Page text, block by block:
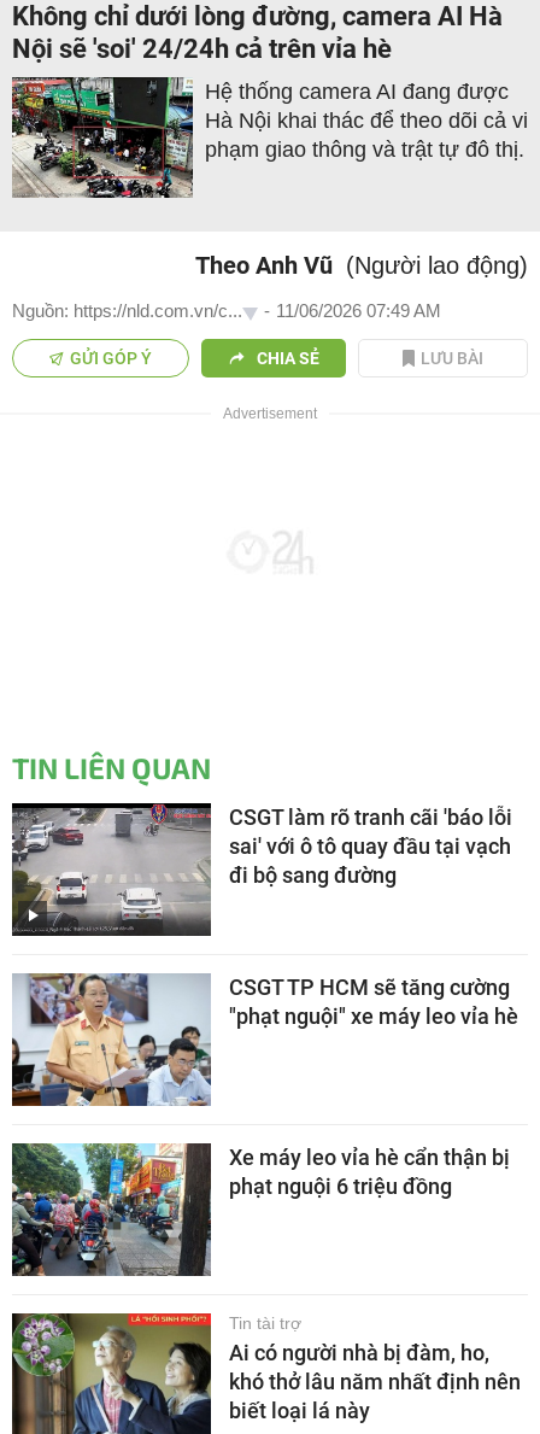
Không chỉ dưới lòng đường, camera AI Hà
Nội sẽ 'soi' 24/24h cả trên vỉa hè
Hệ thống camera AI đang được
Hà Nội khai thác để theo dõi cả vi
phạm giao thông và trật tự đô thị.
Theo Anh Vũ (Người lao động)
Nguồn: https://nld.com.vn/c... - 11/06/2026 07:49 AM
GỬI GÓP Ý CHIA SẺ LƯU BÀI
TIN LIÊN QUAN
CSGT làm rõ tranh cãi 'báo lỗi
sai' với ô tô quay đầu tại vạch
đi bộ sang đường
CSGT TP HCM sẽ tăng cường
"phạt nguội" xe máy leo vỉa hè
Xe máy leo vỉa hè cẩn thận bị
phạt nguội 6 triệu đồng
Tin tài trợ
Ai có người nhà bị đàm, ho,
khó thở lâu năm nhất định nên
biết loại lá này